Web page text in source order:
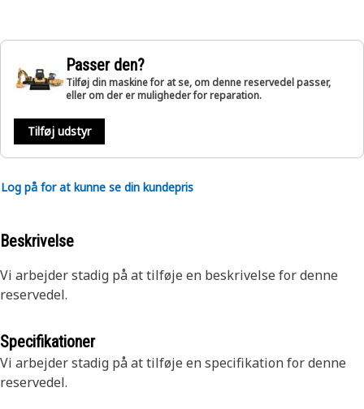
Passer den?
Tilføj din maskine for at se, om denne reservedel passer,
eller om der er muligheder for reparation.
Tilføj udstyr
Log på for at kunne se din kundepris
Beskrivelse
Vi arbejder stadig på at tilføje en beskrivelse for denne
reservedel.
Specifikationer
Vi arbejder stadig på at tilføje en specifikation for denne
reservedel.